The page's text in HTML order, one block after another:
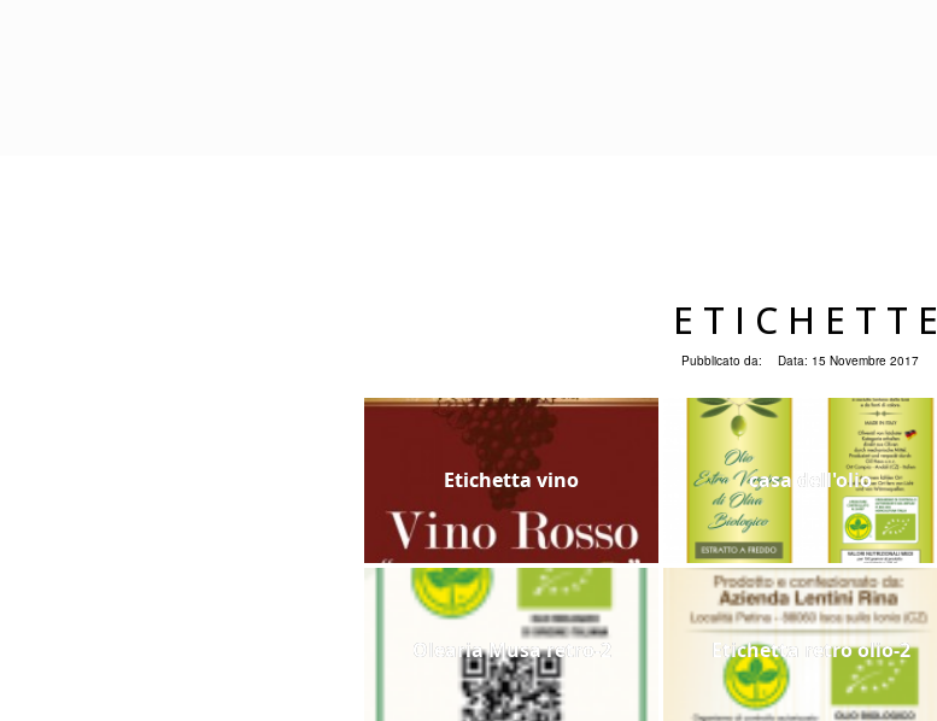
ETICHETTE
Pubblicato da: Data: 15 Novembre 2017
Etichetta vino casa dell'olio
Olearia Musa retro-2 Etichetta retro olio-2